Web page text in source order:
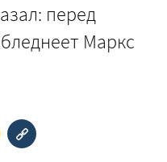
перед
Маркс